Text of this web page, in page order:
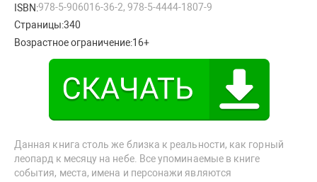
ISBN:978-5-906016-36-2, 978-5-4444-1807-9
Страницы:340
Возрастное ограничение:16+
Данная книга столь же близка к реальности, как горный
леопард к месяцу на небе. Все упоминаемые в книге
события, места, имена и персонажи являются